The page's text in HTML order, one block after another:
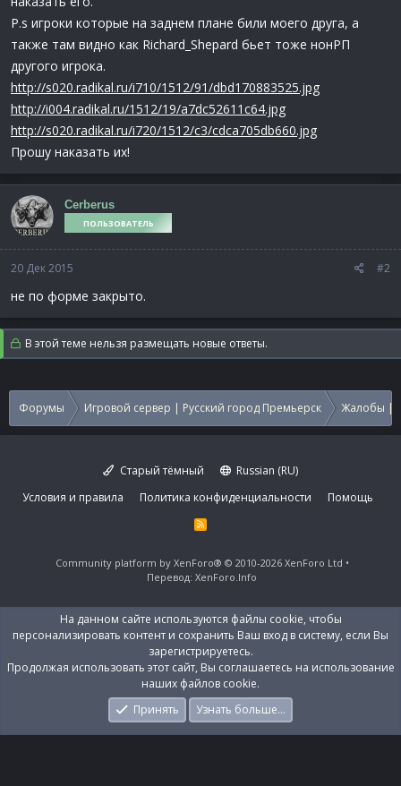
P.s игроки которые на заднем плане били моего друга, а
также там видно как Richard_Shepard бьет тоже нонРП
другого игрока.
http://s020.radikal.ru/i710/1512/91/dbd170883525.jpg
http://i004.radikal.ru/1512/19/a7dc52611c64.jpg
http://s020.radikal.ru/i720/1512/c3/cdca705db660.jpg
Прошу наказать их!
Cerberus
ПОЛЬЗОВАТЕЛЬ
20 Дек 2015 #2
не по форме закрыто.
В этой теме нельзя размещать новые ответы.
Форумы Игровой сервер | Русский город Премьерск Жалобы |
Старый тёмный
Russian (RU)
Условия и правила
Политика конфиденциальности Помощь
R
S
Community platform by XenForo® © 2010-2026 XenForo Ltd
Перевод: XenForo.Info
На данном сайте используются файлы cookie, чтобы
персонализировать контент и сохранить Ваш вход в систему, если Вы
зарегистрируетесь.
Продолжая использовать этот сайт, Вы соглашаетесь на использование
наших файлов cookie.
Принять
Узнать больше…